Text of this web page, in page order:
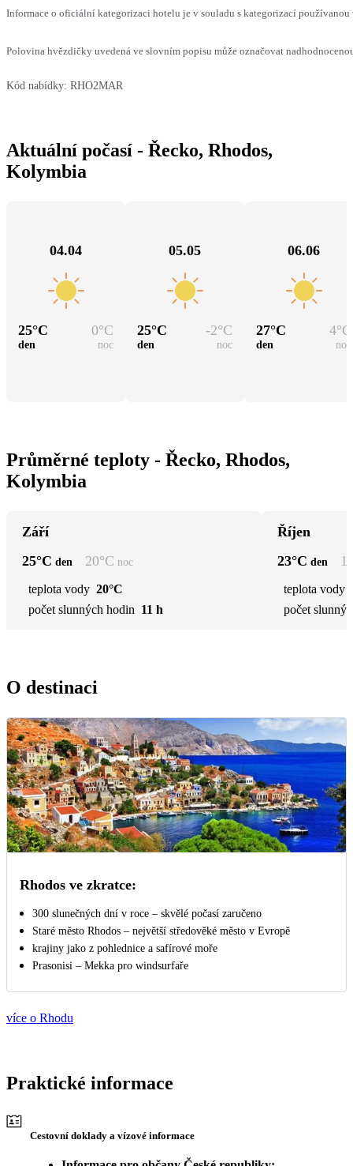
Informace o oficiální kategorizaci hotelu je v souladu s kategorizací
Polovina hvězdičky uvedená ve slovním popisu může označovat
Kód nabídky: RHO2MAR
Aktuální počasí - Řecko, Rhodos,
Kolymbia
04.04
25°C 0°C
den noc
05.05
25°C -2°C
den noc
06.06
27°C 4°C
den noc
Průměrné teploty - Řecko, Rhodos,
Kolymbia
Září
25°C den 20°C noc
teplota vody 20°C
počet slunných hodin 11 h
Říjen
23°C den
teplota vody
počet
O destinaci
Rhodos ve zkratce:
300 slunečných dní v roce – skvělé počasí zaručeno
Staré město Rhodos – největší středověké město v Evropě
krajiny jako z pohlednice a safírové moře
Prasonisi – Mekka pro windsurfaře
více o Rhodu
Praktické informace
Cestovní doklady a vízové informace